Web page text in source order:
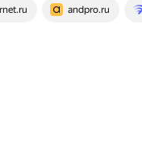
andpro.ru